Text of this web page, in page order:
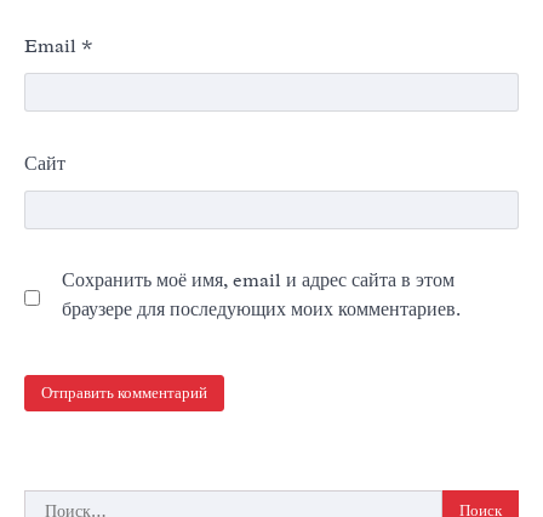
Email *
Сайт
Сохранить моё имя, email и адрес сайта в этом
браузере для последующих моих комментариев.
Найти: